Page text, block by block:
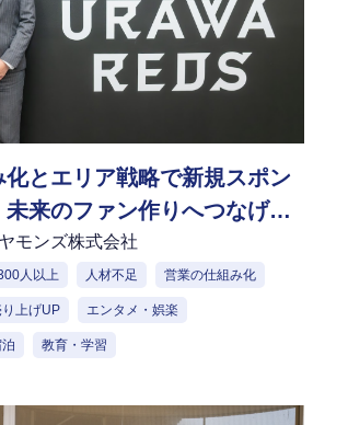
とエリア戦略で新規スポン
来のファン作りへつなげる
」
モンズ株式会社
人以上 人材不足 営業の仕組み化
り上げUP エンタメ・娯楽
教育・学習